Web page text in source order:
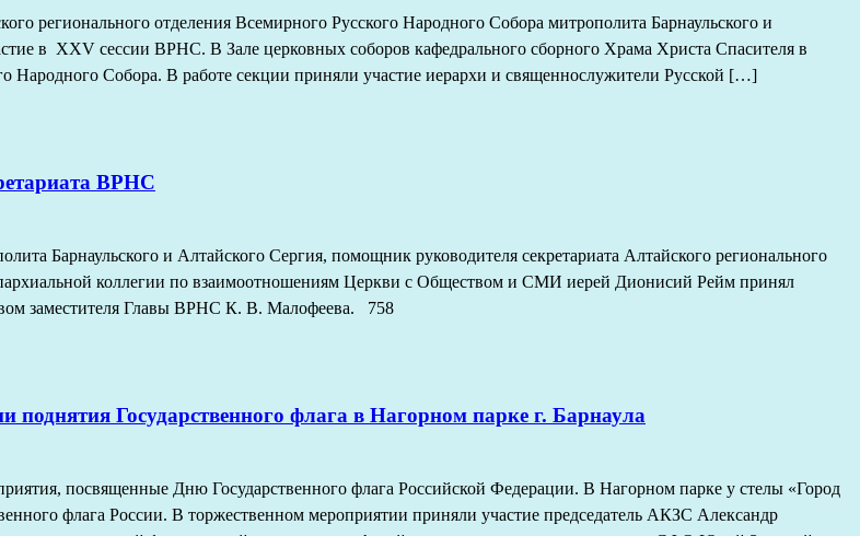
регионального отделения Всемирного Русского Народного Собора митрополита Барнаульского и
в XXV сессии ВРНС. В Зале церковных соборов кафедрального сборного Храма Христа Спасителя в
Народного Собора. В работе секции приняли участие иерархи и священнослужители Русской […]
ВРНС
Барнаульского и Алтайского Сергия, помощник руководителя секретариата Алтайского регионального
коллегии по взаимоотношениям Церкви с Обществом и СМИ иерей Дионисий Рейм принял
заместителя Главы ВРНС К. В. Малофеева. 758
Государственного флага в Нагорном парке г. Барнаула
посвященные Дню Государственного флага Российской Федерации. В Нагорном парке у стелы «Город
флага России. В торжественном мероприятии приняли участие председатель АКЗС Александр